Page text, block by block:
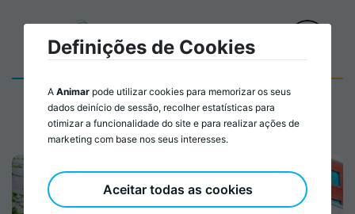
Definições de Cookies
A Animar pode utilizar cookies para memorizar os seus
dados deinício de sessão, recolher estatísticas para
otimizar a funcionalidade do site e para realizar ações de
marketing com base nos seus interesses.
Aceitar todas as cookies